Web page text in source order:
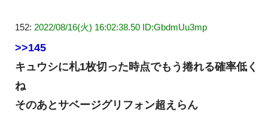
152: 2022/08/16(火) 16:02:38.50 ID:GbdmUu3mp
>>145
キュウシに札1枚切った時点でもう捲れる確率低く
ね
そのあとサベージグリフォン超えらん